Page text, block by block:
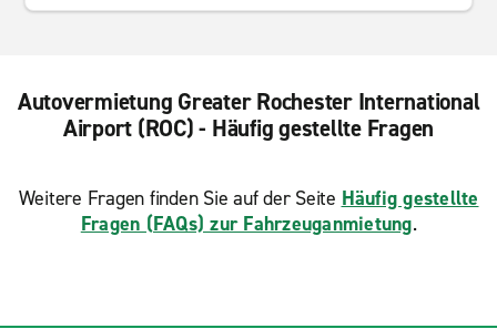
Autovermietung Greater Rochester International
Airport (ROC) - Häufig gestellte Fragen
Weitere Fragen finden Sie auf der Seite Häufig gestellte
Fragen (FAQs) zur Fahrzeuganmietung.